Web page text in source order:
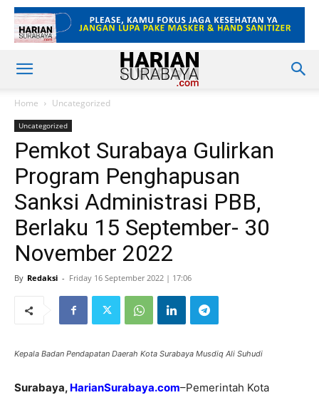
Home Uncategorized
Uncategorized
Pemkot Surabaya Gulirkan
Program Penghapusan
Sanksi Administrasi PBB,
Berlaku 15 September- 30
November 2022
By Redaksi - Friday 16 September 2022 | 17:06
Kepala Badan Pendapatan Daerah Kota Surabaya Musdiq Ali Suhudi
Surabaya, HarianSurabaya.com–Pemerintah Kota